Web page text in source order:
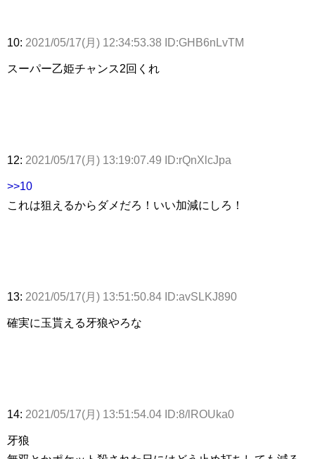
10: 2021/05/17(月) 12:34:53.38 ID:GHB6nLvTM
スーパー乙姫チャンス2回くれ
12: 2021/05/17(月) 13:19:07.49 ID:rQnXlcJpa
>>10
これは狙えるからダメだろ！いい加減にしろ！
13: 2021/05/17(月) 13:51:50.84 ID:avSLKJ890
確実に玉貰える牙狼やろな
14: 2021/05/17(月) 13:51:54.04 ID:8/lROUka0
牙狼